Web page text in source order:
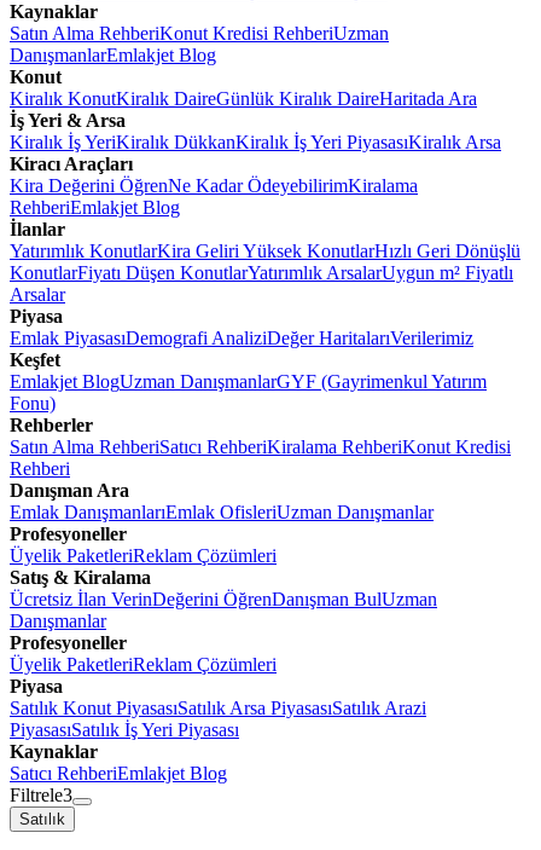
Kaynaklar
Satın Alma RehberiKonut Kredisi RehberiUzman
DanışmanlarEmlakjet Blog
Konut
Kiralık KonutKiralık DaireGünlük Kiralık DaireHaritada Ara
İş Yeri & Arsa
Kiralık İş YeriKiralık DükkanKiralık İş Yeri PiyasasıKiralık Arsa
Kiracı Araçları
Kira Değerini ÖğrenNe Kadar ÖdeyebilirimKiralama
RehberiEmlakjet Blog
İlanlar
Yatırımlık KonutlarKira Geliri Yüksek KonutlarHızlı Geri Dönüşlü
KonutlarFiyatı Düşen KonutlarYatırımlık ArsalarUygun m² Fiyatlı
Arsalar
Piyasa
Emlak PiyasasıDemografi AnaliziDeğer HaritalarıVerilerimiz
Keşfet
Emlakjet BlogUzman DanışmanlarGYF (Gayrimenkul Yatırım
Fonu)
Rehberler
Satın Alma RehberiSatıcı RehberiKiralama RehberiKonut Kredisi
Rehberi
Danışman Ara
Emlak DanışmanlarıEmlak OfisleriUzman Danışmanlar
Profesyoneller
Üyelik PaketleriReklam Çözümleri
Satış & Kiralama
Ücretsiz İlan VerinDeğerini ÖğrenDanışman BulUzman
Danışmanlar
Profesyoneller
Üyelik PaketleriReklam Çözümleri
Piyasa
Satılık Konut PiyasasıSatılık Arsa PiyasasıSatılık Arazi
PiyasasıSatılık İş Yeri Piyasası
Kaynaklar
Satıcı RehberiEmlakjet Blog
Filtrele3
Satılık